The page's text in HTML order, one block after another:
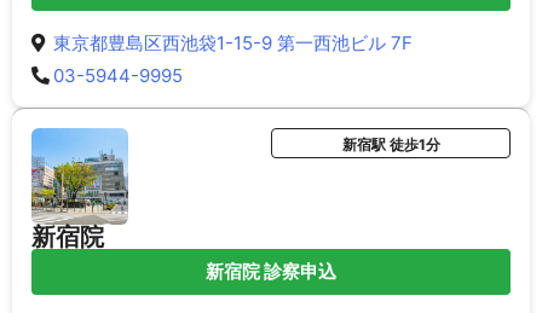
東京都豊島区西池袋1-15-9 第一西池ビル 7F
03-5944-9995
新宿院
新宿駅 徒歩1分
新宿院 診察申込